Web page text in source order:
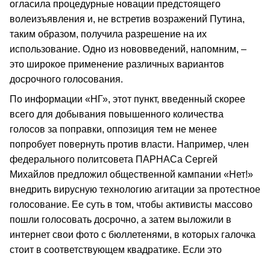
огласила процедурные новации предстоящего
волеизъявления и, не встретив возражений Путина,
таким образом, получила разрешение на их
использование. Одно из нововведений, напомним, –
это широкое применение различных вариантов
досрочного голосования.
По информации «НГ», этот пункт, введенный скорее
всего для добывания повышенного количества
голосов за поправки, оппозиция тем не менее
попробует повернуть против власти. Например, член
федерального политсовета ПАРНАСа Сергей
Михайлов предложил общественной кампании «Нет!»
внедрить вирусную технологию агитации за протестное
голосование. Ее суть в том, чтобы активисты массово
пошли голосовать досрочно, а затем выложили в
интернет свои фото с бюллетенями, в которых галочка
стоит в соответствующем квадратике. Если это